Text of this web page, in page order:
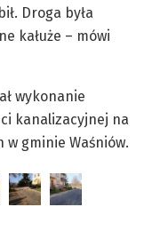
Droga była
kałuże – mówi
wykonanie
kanalizacyjnej na
gminie Waśniów.